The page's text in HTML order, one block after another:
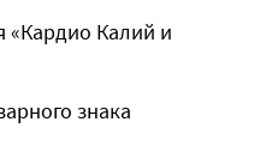
«Кардио Калий и
знака